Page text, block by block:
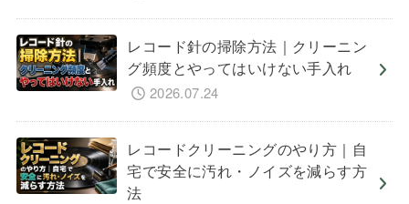
レコード針の掃除方法｜クリーニン
グ頻度とやってはいけない手入れ
2026.07.24
レコードクリーニングのやり方｜自
宅で安全に汚れ・ノイズを減らす方
法